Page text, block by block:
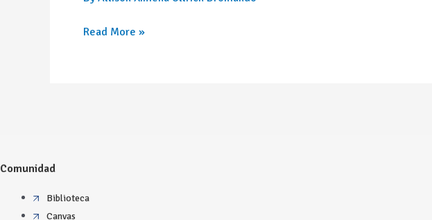
Read More »
Comunidad
Biblioteca
Canvas